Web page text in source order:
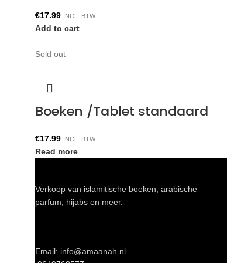
€17.99 INCL. BTW
Add to cart
Sold out
Boeken /Tablet standaard
€17.99 INCL. BTW
Read more
Verkoop van islamitische boeken, arabische
parfum, hijabs en meer.
Email: info@amaanah.nl